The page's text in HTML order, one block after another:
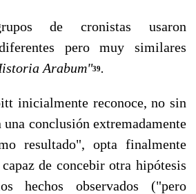
de cronistas usaron
pero muy simi­lares
Arabum"39.
reconoce, no sin
una conclusión ex­tremadamente
resultado", opta finalmente
de concebir otra hipótesis
hechos observados ("pero